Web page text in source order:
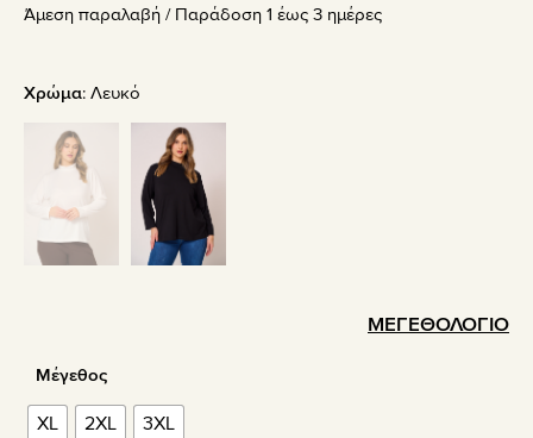
was:
τιμή
Άμεση παραλαβή / Παράδoση 1 έως 3 ημέρες
Χρώμα: Λευκό
ΜΕΓΕΘΟΛΟΓΙΟ
Μέγεθος
XL 2XL 3XL